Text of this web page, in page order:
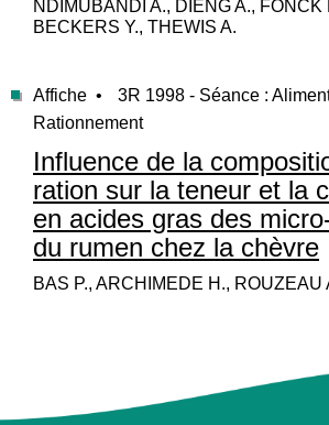
NDIMUBANDI A., DIENG A., FONCK
BECKERS Y., THEWIS A.
Affiche •
3R 1998 - Séance :
Rationnement
Influence de la
ration sur la teneur et la
en acides gras des
du rumen chez la chèvre
BAS P., ARCHIMEDE H., ROUZEAU